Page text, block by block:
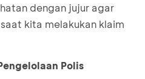
dengan jujur agar
kita melakukan klaim
Polis